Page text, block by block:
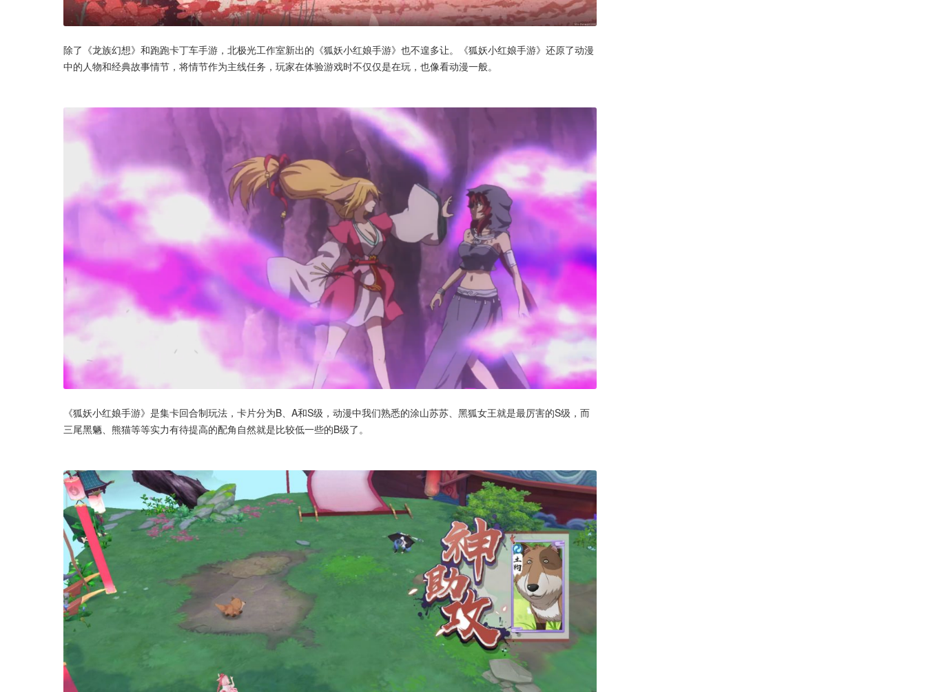
除了《龙族幻想》和跑跑卡丁车手游，北极光工作室新出的《狐妖小红娘手游》也不遑多让。《狐妖小红娘手游》还原了动漫
中的人物和经典故事情节，将情节作为主线任务，玩家在体验游戏时不仅仅是在玩，也像看动漫一般。
《狐妖小红娘手游》是集卡回合制玩法，卡片分为B、A和S级，动漫中我们熟悉的涂山苏苏、黑狐女王就是最厉害的S级，而
三尾黑魉、熊猫等等实力有待提高的配角自然就是比较低一些的B级了。